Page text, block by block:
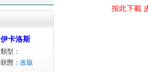
伊卡洛斯
類型：
狀態： 改版
按此下載